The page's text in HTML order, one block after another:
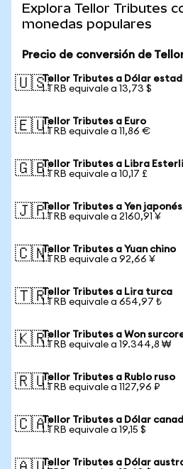
Explora Tellor Tributes
monedas populares
Precio de conversión de
🇺🇸Tellor Tributes a Dólar
1 TRB equivale a 13,73 $
🇪🇺Tellor Tributes a Euro
1 TRB equivale a 11,86 €
🇬🇧Tellor Tributes a Libra
1 TRB equivale a 10,17 £
🇯🇵Tellor Tributes a Yen japonés
1 TRB equivale a 2160,91 ¥
🇨🇳Tellor Tributes a Yuan chino
1 TRB equivale a 92,66 ¥
🇹🇷Tellor Tributes a Lira turca
1 TRB equivale a 654,97 ₺
🇰🇷Tellor Tributes a Won
1 TRB equivale a 19.344,8 ₩
🇷🇺Tellor Tributes a Rublo ruso
1 TRB equivale a 1127,96 ₽
🇨🇦Tellor Tributes a Dólar
1 TRB equivale a 19,15 $
Tellor Tributes a Dólar